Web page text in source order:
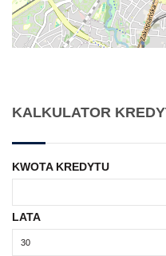
KALKULATOR
KWOTA KREDYTU
LATA